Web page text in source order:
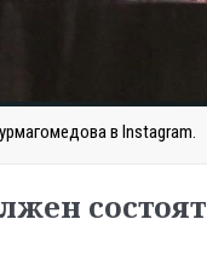
в Instagram.